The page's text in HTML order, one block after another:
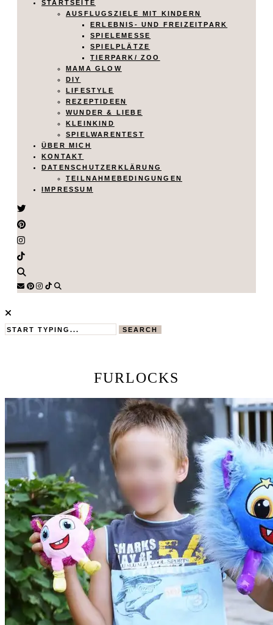
STARTSEITE
AUSFLUGSZIELE MIT KINDERN
ERLEBNIS- UND FREIZEITPARK
SPIELEMESSE
SPIELPLÄTZE
TIERPARK/ ZOO
MAMA GLOW
DIY
LIFESTYLE
REZEPTIDEEN
WUNDER & LIEBE
KLEINKIND
SPIELWARENTEST
ÜBER MICH
KONTAKT
DATENSCHUTZERKLÄRUNG
TEILNAHMEBEDINGUNGEN
IMPRESSUM
SEARCH
FURLOCKS